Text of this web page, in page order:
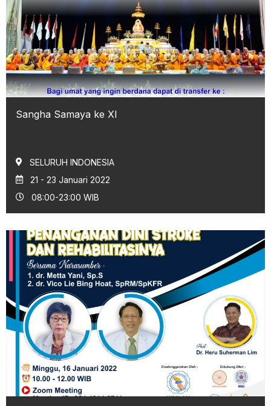
Sangha Samaya ke XI
SELURUH INDONESIA
21 - 23 Januari 2022
08:00-23:00 WIB